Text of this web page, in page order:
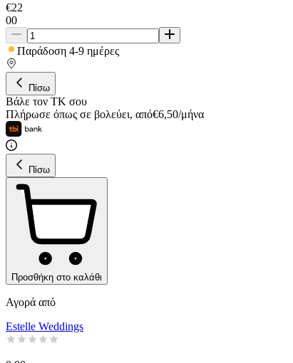
€22
00
Παράδοση 4-9 ημέρες
Πίσω
Βάλε τον ΤΚ σου
Πλήρωσε όπως σε βολεύει, από€6,50/μήνα
Πίσω
Προσθήκη στο καλάθι
Αγορά από
Estelle Weddings